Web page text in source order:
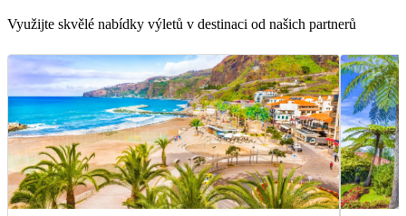
Využijte skvělé nabídky výletů v destinaci od našich partnerů